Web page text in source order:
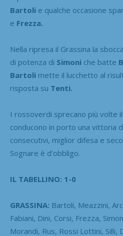
Bartoli e qualche occasione
e Frezza.
Nella ripresa il Grassina la
di potenza di Simoni che batte
Bartoli mette il lucchetto al
risposta su Tenti.
I rossoverdi sprecano più volte
conducono in porto una vittoria
consecutivi, miglior difesa e
Sognare è d’obbligo.
IL TABELLINO: 1-0
GRASSINA: Bartoli, Meazzini,
Fabiani, Dini, Corsi, Frezza,
Morandi, Rus, Rossi Lottini, Silli,